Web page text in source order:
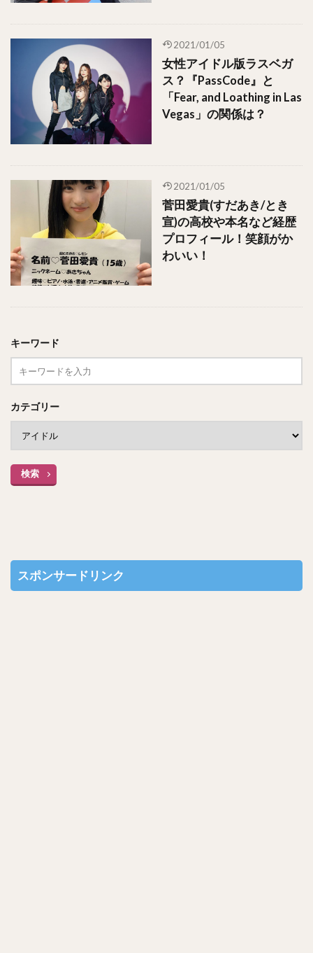
2021/01/05
女性アイドル版ラスベガ
ス？『PassCode』と
「Fear, and Loathing in Las
Vegas」の関係は？
2021/01/05
菅田愛貴(すだあき/とき
宣)の高校や本名など経歴
プロフィール！笑顔がか
わいい！
キーワード
カテゴリー
検索
スポンサードリンク